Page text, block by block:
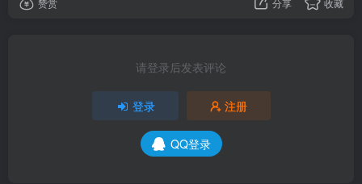
请登录后发表评论
登录 注册
QQ登录